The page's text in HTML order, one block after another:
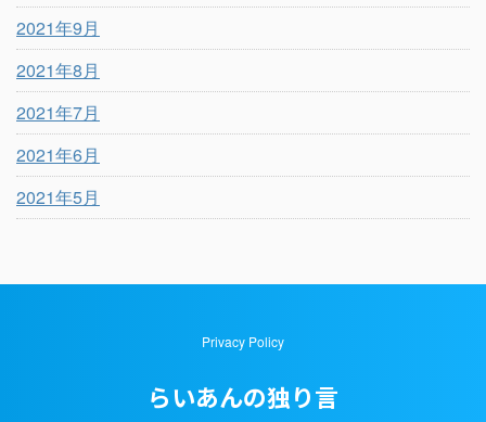
2021年9月
2021年8月
2021年7月
2021年6月
2021年5月
Privacy Policy
らいあんの独り言